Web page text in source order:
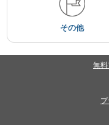
その他
無